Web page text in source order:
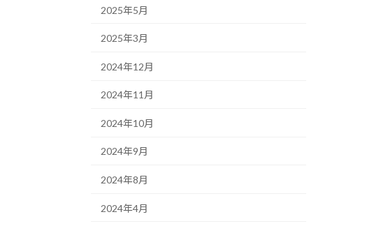
2025年5月
2025年3月
2024年12月
2024年11月
2024年10月
2024年9月
2024年8月
2024年4月